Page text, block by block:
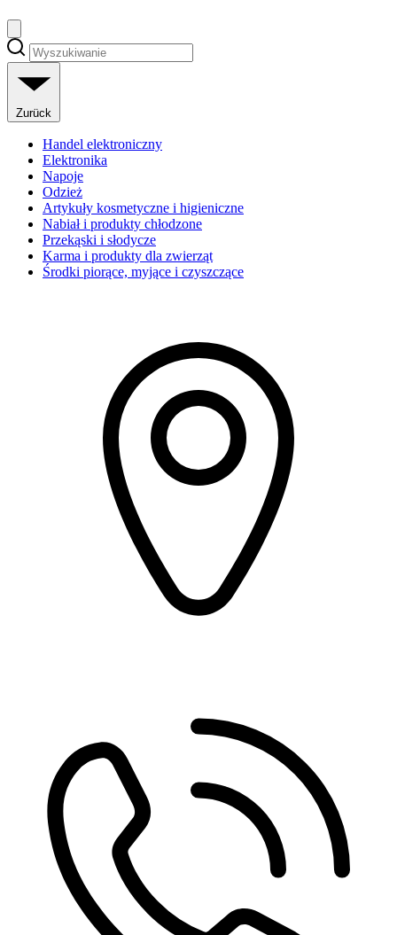
Zurück
Handel elektroniczny
Elektronika
Napoje
Odzież
Artykuły kosmetyczne i higieniczne
Nabiał i produkty chłodzone
Przekąski i słodycze
Karma i produkty dla zwierząt
Środki piorące, myjące i czyszczące